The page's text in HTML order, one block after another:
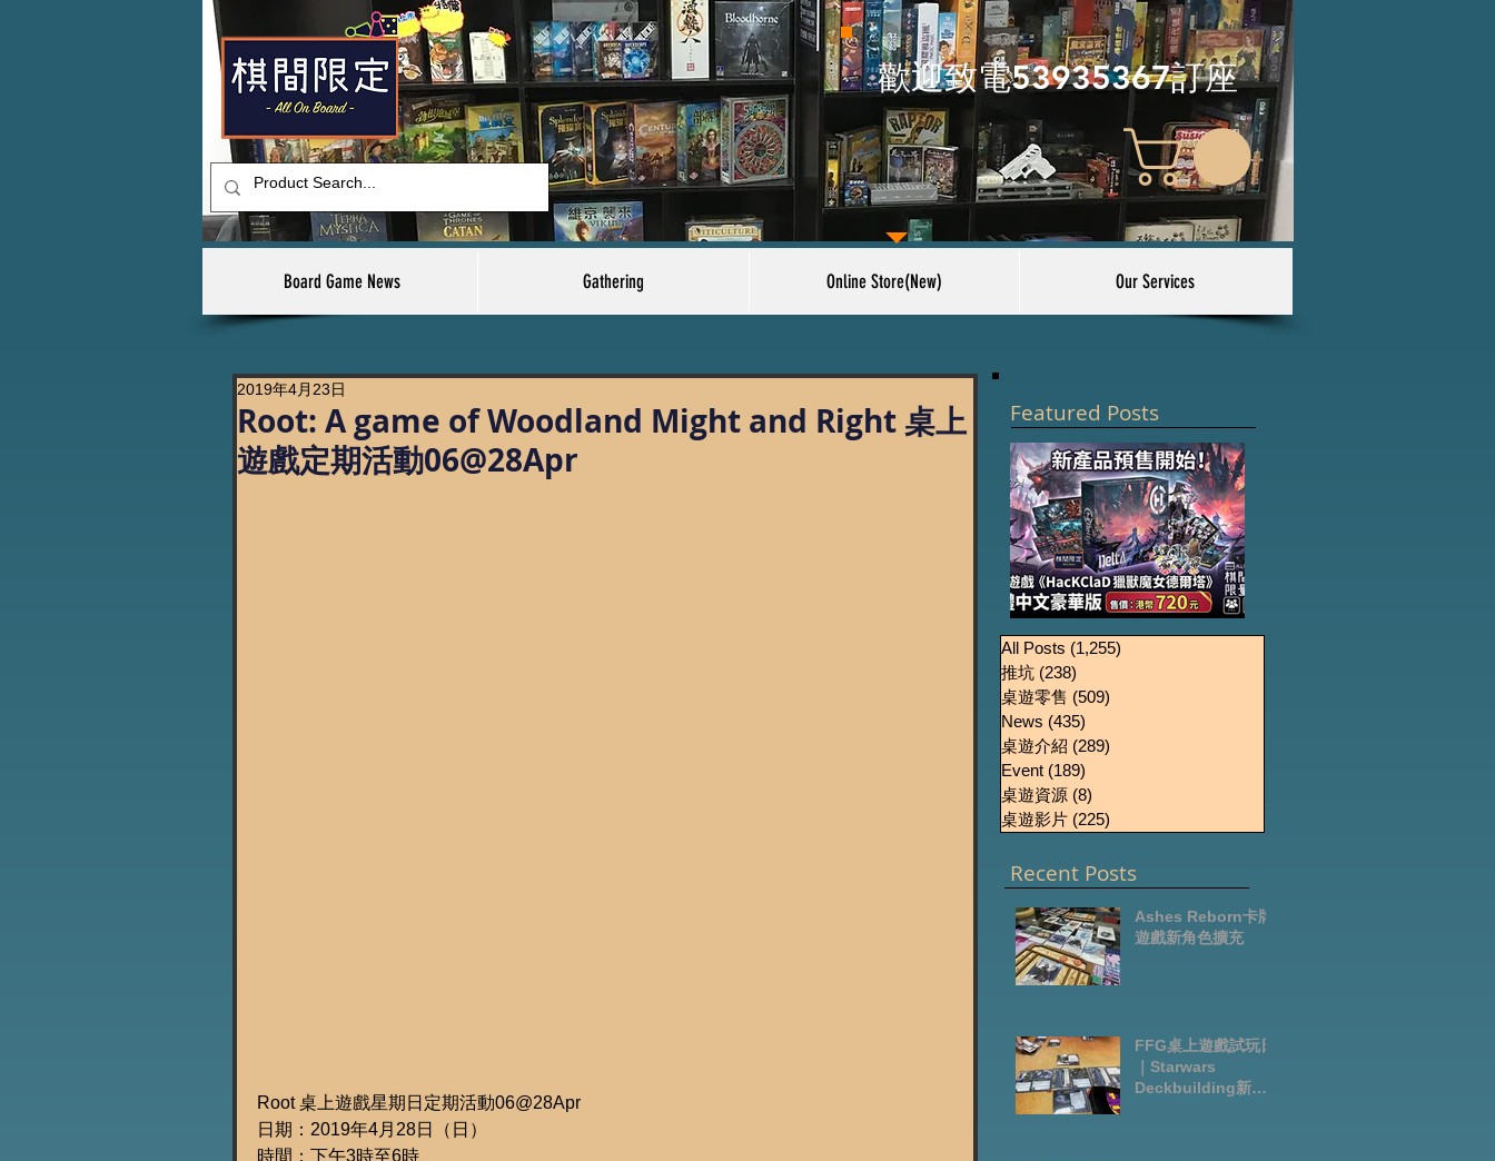
​歡迎致電53935367訂座
Board Game News Gathering Online Store(New) Our Services
Root: A game of Woodland Might and Right 桌上
遊戲定期活動06@28Apr
2019年4月23日
Root 桌上遊戲星期日定期活動06@28Apr
日期：2019年4月28日（日）
時間：下午3時至6時
Featured Posts
《HacKClaD獵獸魔女
德爾塔》繁體中文豪
華版開放預售
All Posts (1,255)
推坑 (238)
桌遊零售 (509)
News (435)
桌遊介紹 (289)
Event (189)
桌遊資源 (8)
桌遊影片 (225)
Recent Posts
Ashes Reborn卡牌
遊戲新角色擴充
FFG桌上遊戲試玩日
｜Starwars
Deckbuilding新擴